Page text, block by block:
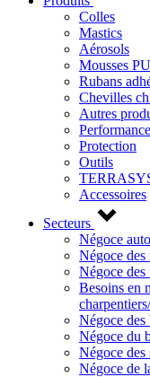
Colles
Mastics
Aérosols
Mousses PU
Rubans
Chevilles
Autres
Performance
Protection
Outils
Accessoires
Secteurs
Négoce
Négoce
Négoce des
Besoins en
Négoce des
Négoce du
Négoce des
Négoce de